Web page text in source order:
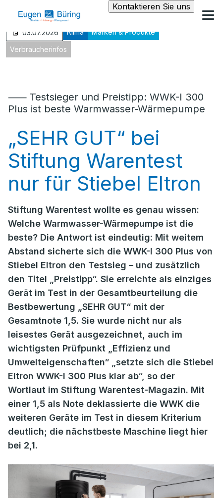
Kontaktieren Sie uns
03.07.2026 Klima Marken & Produkte
Verbraucherinfos
⸺ Testsieger und Preistipp: WWK-I 300
Plus ist beste Warmwasser-Wärmepumpe
„SEHR GUT“ bei
Stiftung Warentest
nur für Stiebel Eltron
Stiftung Warentest wollte es genau wissen:
Welche Warmwasser-Wärmepumpe ist die
beste? Die Antwort ist eindeutig: Mit weitem
Abstand sicherte sich die WWK-I 300 Plus von
Stiebel Eltron den Testsieg – und zusätzlich
den Titel „Preistipp“. Sie erreichte als einziges
Gerät im Test in der Gesamtbeurteilung die
Bestbewertung „SEHR GUT“ mit der
Gesamtnote 1,5. Sie wurde nicht nur als
leisestes Gerät ausgezeichnet, auch im
wichtigsten Prüfpunkt „Effizienz und
Umwelteigenschaften“ „setzte sich die Stiebel
Eltron WWK-I 300 Plus klar ab“, so der
Wortlaut im Stiftung Warentest-Magazin. Mit
einer 1,5 als Note deklassierte die WWK die
weiteren Geräte im Test in diesem Kriterium
deutlich; die nächstbeste Maschine liegt hier
bei 2,1.